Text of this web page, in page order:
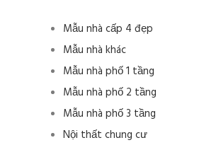
Mẫu nhà cấp 4 đẹp
Mẫu nhà khác
Mẫu nhà phố 1 tầng
Mẫu nhà phố 2 tầng
Mẫu nhà phố 3 tầng
Nội thất chung cư